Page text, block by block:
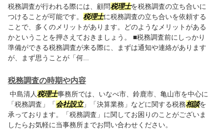
税務調査が行われる際には、顧問税理士を税務調査の立ち合いに
つけることが可能です。 税理士に税務調査の立ち合いを依頼する
ことで、多くのメリットがあります。どのようなメリットがある
かということを押さえておきましょう。 ■税務調査前にしっかり
準備ができる税務調査が来る際に、まずは通知や連絡があります
が、まず思うことが「何...
税務調査の時期や内容
中島清人税理士事務所では、いなべ市、鈴鹿市、亀山市を中心に
「税務調査」「会社設立」「決算業務」などに関する税務相談を
承っております。「税務調査」に関してお困りのことがございま
したらお気軽に当事務所までお問い合わせください。